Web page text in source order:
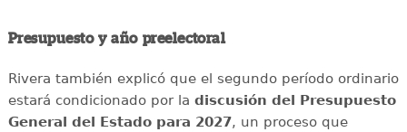
Presupuesto y año preelectoral
Rivera también explicó que el segundo período ordinario
estará condicionado por la discusión del Presupuesto
General del Estado para 2027, un proceso que